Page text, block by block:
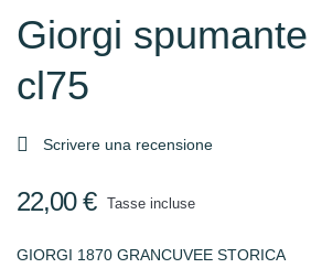
Giorgi
cl75
 Scrivere una recensione
22,00 € Tasse incluse
GIORGI 1870 GRANCUVEE STORICA